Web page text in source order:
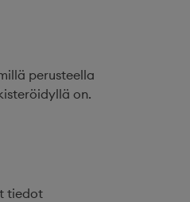
perusteella
on.
tiedot